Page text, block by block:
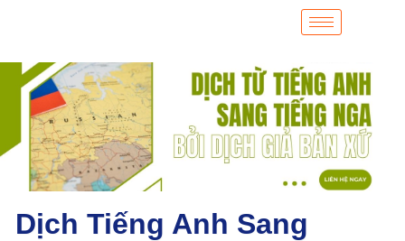
Dịch Tiếng Anh Sang